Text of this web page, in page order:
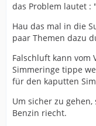
das Problem lautet :
Hau das mal in die
paar Themen dazu
Falschluft kann vom
Simmeringe tippe
für den kaputten
Um sicher zu
Benzin riecht.